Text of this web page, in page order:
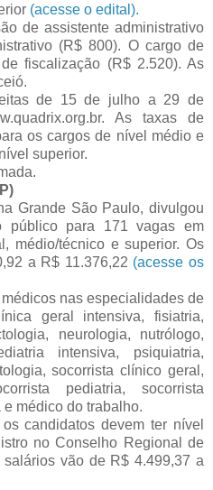
(acesse o edital).
de assistente administrativo
(R$ 800). O cargo de
fiscalização (R$ 2.520). As
de 15 de julho a 29 de
As taxas de
os cargos de nível médio e
superior.
Grande São Paulo, divulgou
público para 171 vagas em
médio/técnico e superior. Os
a R$ 11.376,22 (acesse os
nas especialidades de
geral intensiva, fisiatria,
neurologia, nutrólogo,
intensiva, psiquiatria,
socorrista clínico geral,
pediatria, socorrista
médico do trabalho.
candidatos devem ter nível
no Conselho Regional de
vão de R$ 4.499,37 a